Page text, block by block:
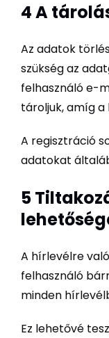
4 A
Az adatok
szükség az
felhasználó e-
tároljuk, amíg
A regisztráció
adatokat
5
A hírlevélre
felhasználó
minden
Ez lehetővé